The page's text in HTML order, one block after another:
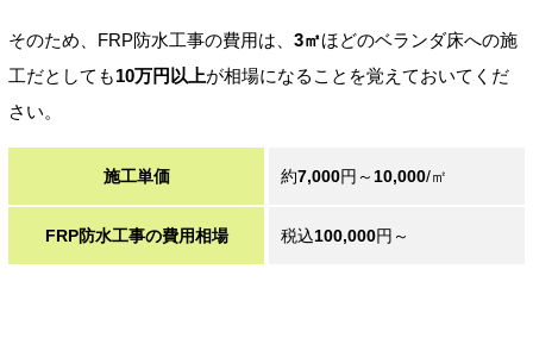
そのため、FRP防水工事の費用は、 3㎡ほどのベランダ床への施
工だとしても10万円以上が相場になることを覚えておいてくだ
さい。
施工単価 約7,000円～ 10,000/㎡
FRP防水工事の費用相場 税込100,000円～